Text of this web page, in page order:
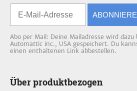
Abo per Mail: Deine Mailadresse wird dazu
Automattic inc., USA gespeichert. Du
einen enthaltenen Link abbestellen.
Über produktbezogen